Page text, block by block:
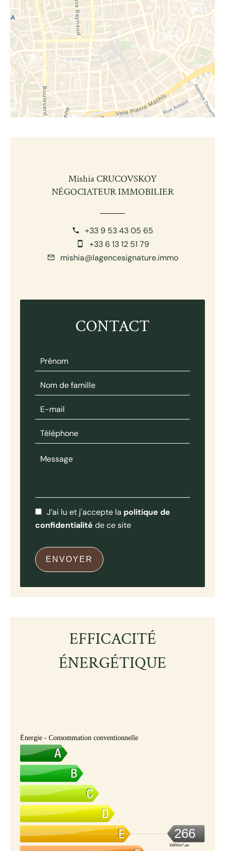
Mishia CRUCOVSKOY
NÉGOCIATEUR IMMOBILIER
+33 9 53 43 05 65
+33 6 13 12 51 79
mishia@lagencesignature.immo
CONTACT
J’ai lu et j'accepte la politique de
confidentialité de ce site
ENVOYER
EFFICACITÉ
ÉNERGÉTIQUE
Énergie - Consommation conventionnelle
266
kWh/m².an